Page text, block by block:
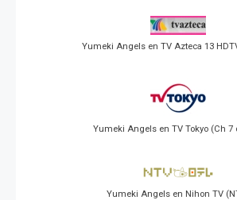
Yumeki Angels en TV Azteca 13
Yumeki Angels en TV Tokyo (Ch 7
Yumeki Angels en Nihon TV